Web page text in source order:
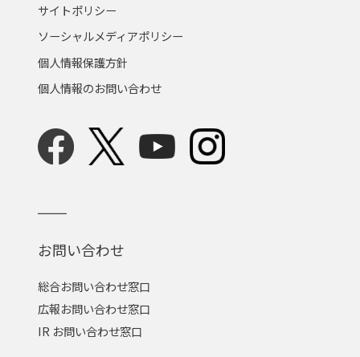
サイトポリシー
ソーシャルメディアポリシー
個人情報保護方針
個人情報のお問い合わせ
お問い合わせ
総合お問い合わせ窓口
広報お問い合わせ窓口
IR お問い合わせ窓口